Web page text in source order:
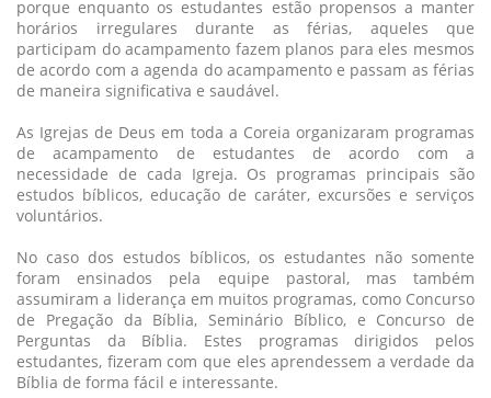
porque enquanto os estudantes estão propensos a manter
horários irregulares durante as férias, aqueles que
participam do acampamento fazem planos para eles mesmos
de acordo com a agenda do acampamento e passam as férias
de maneira significativa e saudável.
As Igrejas de Deus em toda a Coreia organizaram programas
de acampamento de estudantes de acordo com a
necessidade de cada Igreja. Os programas principais são
estudos bíblicos, educação de caráter, excursões e serviços
voluntários.
No caso dos estudos bíblicos, os estudantes não somente
foram ensinados pela equipe pastoral, mas também
assumiram a liderança em muitos programas, como Concurso
de Pregação da Bíblia, Seminário Bíblico, e Concurso de
Perguntas da Bíblia. Estes programas dirigidos pelos
estudantes, fizeram com que eles aprendessem a verdade da
Bíblia de forma fácil e interessante.